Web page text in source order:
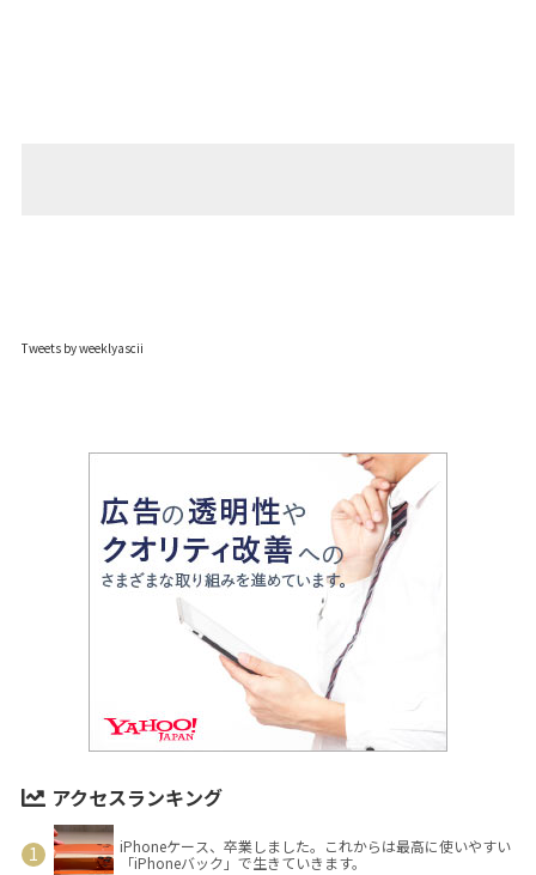
Tweets by weeklyascii
アクセスランキング
iPhoneケース、卒業しました。これからは最高に使いやすい
「iPhoneバック」で生きていきます。